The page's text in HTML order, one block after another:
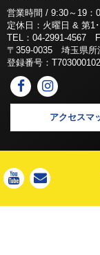
営業時間 / 9:30～19：
定休日：火曜日 & 第1
TEL：04-2991-4567
〒359-0035 埼玉県所
登録番号：
アクセスマ